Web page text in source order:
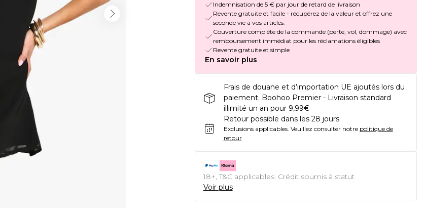
Indemnisation de 5 € par jour de retard de livraison
Revente gratuite et facile - récupérez de la valeur et offrez une
seconde vie à vos articles.
Couverture complète de la commande (perte, vol, dommage) avec
remboursement immédiat pour les réclamations éligibles
Revente gratuite et simple
En savoir plus
Frais de douane et d’importation UE ajoutés lors du
paiement. Boohoo Premier - Livraison standard
illimité un an pour 9,99€
Retour possible dans les 28 jours
Exclusions applicables. Veuillez consulter notre politique de
retour
18+, T&C applicables. Crédit soumis à statut
Voir plus